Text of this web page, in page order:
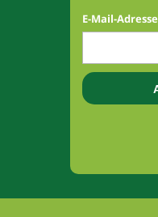
E-Mail-Adresse